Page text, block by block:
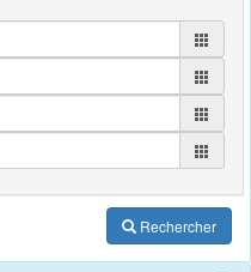
Rechercher